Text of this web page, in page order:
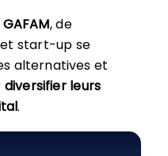
, de
start-up se
alternatives et
diversifier leurs
.